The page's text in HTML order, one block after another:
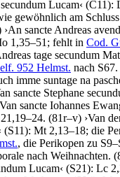
Lucam‹ (C11):
gewöhnlich am
›An sancte Andreas
1,35–51; fehlt in Cod.
tage secundum
952 Helmst. nach
imme suntage na
sancte Stephane
Van sancte Iohannes
(81r–v) ›Van
(S11): Mt 2,13–18; die
, die Perikopen zu
nach Weihnachten.
Lucam‹ (S21): Lc